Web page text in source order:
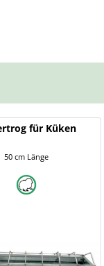
für Küken
50 cm Länge